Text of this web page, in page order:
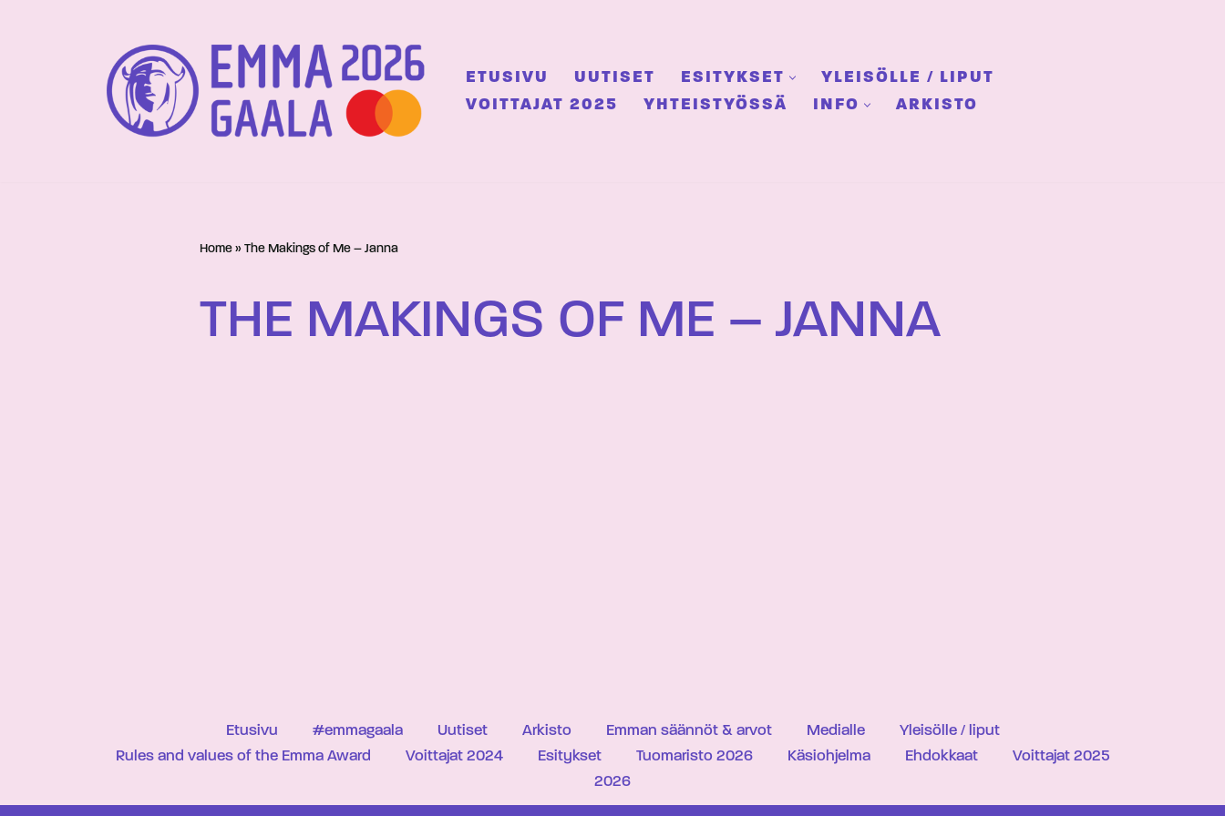
ETUSIVU UUTISET ESITYKSET
YLEISÖLLE / LIPUT
VOITTAJAT 2025
YHTEISTYÖSSÄ INFO ARKISTO
Home » The Makings of Me – Janna
THE MAKINGS OF ME – JANNA
Etusivu #emmagaala Uutiset Arkisto Emman säännöt & arvot Medialle
Yleisölle / liput
Rules and values of the Emma Award
Voittajat 2024 Esitykset Tuomaristo 2026 Käsiohjelma Ehdokkaat
Voittajat 2025
2026